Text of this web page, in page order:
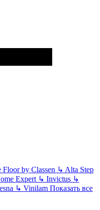
Floor by Classen ↳ Alta Step
Expert ↳ Invictus ↳
↳ Vinilam Показать все